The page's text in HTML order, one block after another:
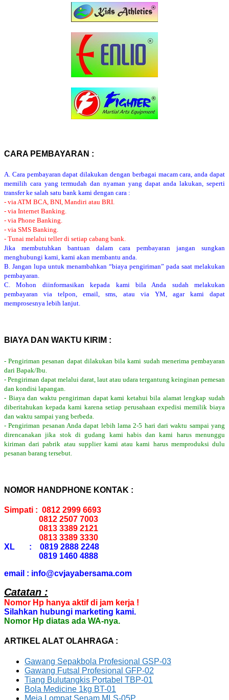
CARA PEMBAYARAN :
A. Cara pembayaran dapat dilakukan dengan berbagai macam cara, anda dapat
memilih cara yang termudah dan nyaman yang dapat anda lakukan, seperti
transfer ke salah satu bank kami dengan cara :
- via ATM BCA, BNI, Mandiri atau BRI.
- via Internet Banking.
- via Phone Banking.
- via SMS Banking.
- Tunai melalui teller di setiap cabang bank.
Jika membutuhkan bantuan dalam cara pembayaran jangan sungkan
menghubungi kami, kami akan membantu anda.
B. Jangan lupa untuk menambahkan “biaya pengiriman” pada saat melakukan
pembayaran.
C. Mohon diinformasikan kepada kami bila Anda sudah melakukan
pembayaran via telpon, email, sms, atau via YM, agar kami dapat
memprosesnya lebih lanjut.
BIAYA DAN WAKTU KIRIM :
- Pengiriman pesanan dapat dilakukan bila kami sudah menerima pembayaran
dari Bapak/Ibu.
- Pengiriman dapat melalui darat, laut atau udara tergantung keinginan pemesan
dan kondisi lapangan.
- Biaya dan waktu pengiriman dapat kami ketahui bila alamat lengkap sudah
diberitahukan kepada kami karena setiap perusahaan expedisi memilik biaya
dan waktu sampai yang berbeda.
- Pengiriman pesanan Anda dapat lebih lama 2-5 hari dari waktu sampai yang
direncanakan jika stok di gudang kami habis dan kami harus menunggu
kiriman dari pabrik atau supplier kami atau kami harus memproduksi dulu
pesanan barang tersebut.
NOMOR HANDPHONE KONTAK :
Simpati : 0812 2999 6693
0812 2507 7003
0813 3389 2121
0813 3389 3330
XL : 0819 2888 2248
0819 1460 4888
email : info@cvjayabersama.com
Catatan :
Nomor Hp hanya aktif di jam kerja !
Silahkan hubungi marketing kami.
Nomor Hp diatas ada WA-nya.
ARTIKEL ALAT OLAHRAGA :
Gawang Sepakbola Profesional GSP-03
Gawang Futsal Profesional GFP-02
Tiang Bulutangkis Portabel TBP-01
Bola Medicine 1kg BT-01
Meja Lompat Senam MLS-05P